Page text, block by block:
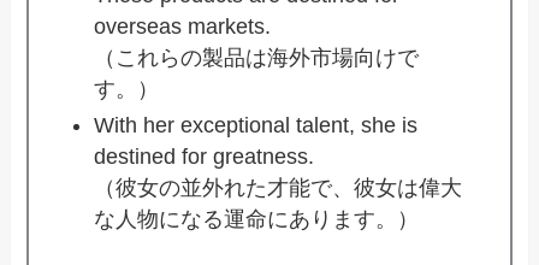
overseas markets.
（これらの製品は海外市場向けで
す。）
With her exceptional talent, she is
destined for greatness.
（彼女の並外れた才能で、彼女は偉大
な人物になる運命にあります。）